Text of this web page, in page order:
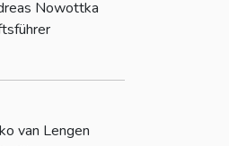
Summit 2024: xSuite
Portfolio
Thementag E-Rechnung der
Nowottka
van Lengen